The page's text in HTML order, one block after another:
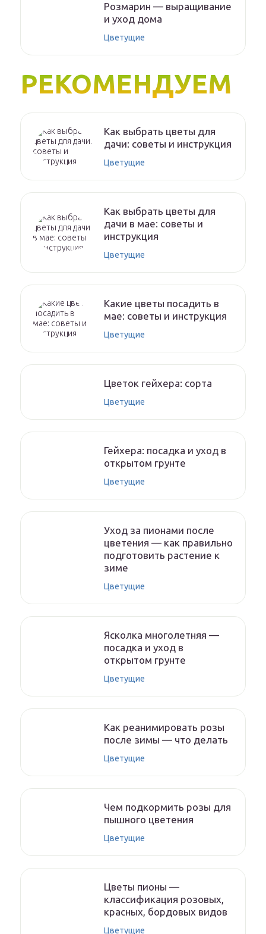
Розмарин — выращивание
и уход дома
Цветущие
РЕКОМЕНДУЕМ
Как выбрать цветы для
дачи: советы и инструкция
Цветущие
Как выбрать цветы для
дачи в мае: советы и
инструкция
Цветущие
Какие цветы посадить в
мае: советы и инструкция
Цветущие
Цветок гейхера: сорта
Цветущие
Гейхера: посадка и уход в
открытом грунте
Цветущие
Уход за пионами после
цветения — как правильно
подготовить растение к
зиме
Цветущие
Ясколка многолетняя —
посадка и уход в
открытом грунте
Цветущие
Как реанимировать розы
после зимы — что делать
Цветущие
Чем подкормить розы для
пышного цветения
Цветущие
Цветы пионы —
классификация розовых,
красных, бордовых видов
Цветущие